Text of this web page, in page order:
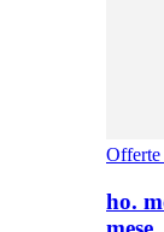
ho.